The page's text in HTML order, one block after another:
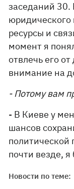
заседаний 30.
юридического
ресурсы и
момент я
отвлечь его
внимание на
- Потому вам
- В Киеве у
шансов
почти везде,
Новости по теме: